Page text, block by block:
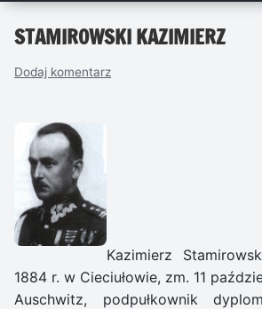
STAMIROWSKI KAZIMIERZ
Dodaj komentarz
Kazimierz
1884 r. w Cieciułowie, zm. 11
Auschwitz, podpułkownik